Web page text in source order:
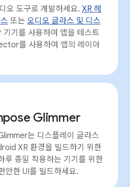
오 도구로 개발하세요. XR 헤
또는 오디오 글라스 및 디스
기기를 사용하여 앱을 테스트
를 사용하여 앱의 레이아
Glimmer
는 디스플레이 글라스
XR 환경을 빌드하기 위한
루 종일 착용하는 기기를 위한
안한 UI를 빌드하세요.